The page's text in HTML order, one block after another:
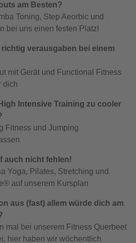
am Besten?
Toning, Step Aeorbic und
bei uns einen festen Platz!
verausgaben bei einem
mit Gerät und Functional Fitness
dich
Intensive Training zu cooler
Fitness und Jumping
auch nicht fehlen!
Yoga, Pilates, Stretching und
auf unserem Kursplan
aus (fast) allem würde dich am
mal bei unserem Fitness Querbeet
hier haben wir wöchentlich